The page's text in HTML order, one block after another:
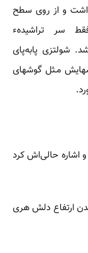
و از روی سطح
سر تراشیدهء
شولتزی پابه‌پای
مـثل گوشهای
اشاره‌ حالی‌اش‌ کرد
ارتفاع دلش هری‌